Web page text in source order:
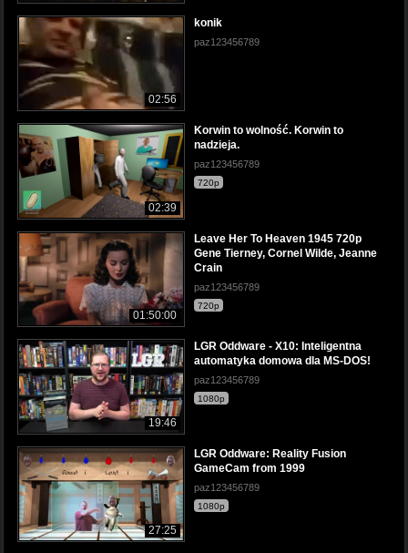
02:56
konik
paz123456789
02:39
Korwin to wolność. Korwin to
nadzieja.
paz123456789
720p
01:50:00
Leave Her To Heaven 1945 720p
Gene Tierney, Cornel Wilde, Jeanne
Crain
paz123456789
720p
19:46
LGR Oddware - X10: Inteligentna
automatyka domowa dla MS-DOS!
paz123456789
1080p
27:25
LGR Oddware: Reality Fusion
GameCam from 1999
paz123456789
1080p